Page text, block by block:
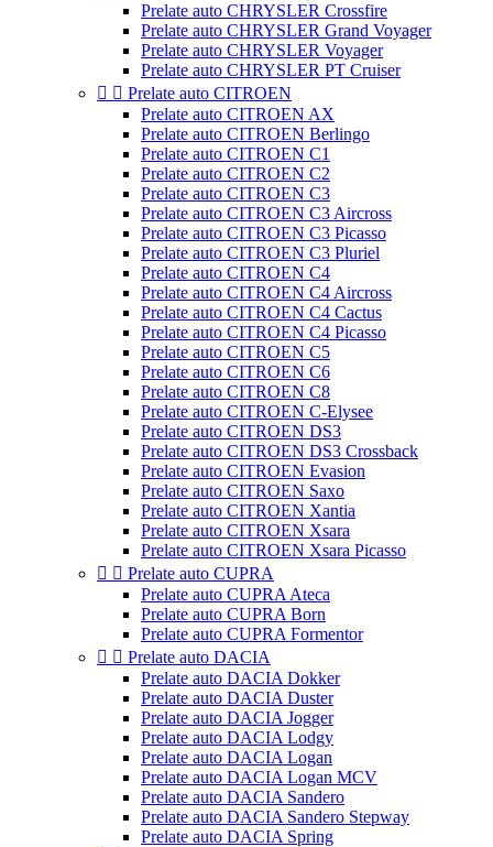
Prelate auto CHRYSLER Crossfire
Prelate auto CHRYSLER Grand Voyager
Prelate auto CHRYSLER Voyager
Prelate auto CHRYSLER PT Cruiser
  Prelate auto CITROEN
Prelate auto CITROEN AX
Prelate auto CITROEN Berlingo
Prelate auto CITROEN C1
Prelate auto CITROEN C2
Prelate auto CITROEN C3
Prelate auto CITROEN C3 Aircross
Prelate auto CITROEN C3 Picasso
Prelate auto CITROEN C3 Pluriel
Prelate auto CITROEN C4
Prelate auto CITROEN C4 Aircross
Prelate auto CITROEN C4 Cactus
Prelate auto CITROEN C4 Picasso
Prelate auto CITROEN C5
Prelate auto CITROEN C6
Prelate auto CITROEN C8
Prelate auto CITROEN C-Elysee
Prelate auto CITROEN DS3
Prelate auto CITROEN DS3 Crossback
Prelate auto CITROEN Evasion
Prelate auto CITROEN Saxo
Prelate auto CITROEN Xantia
Prelate auto CITROEN Xsara
Prelate auto CITROEN Xsara Picasso
  Prelate auto CUPRA
Prelate auto CUPRA Ateca
Prelate auto CUPRA Born
Prelate auto CUPRA Formentor
  Prelate auto DACIA
Prelate auto DACIA Dokker
Prelate auto DACIA Duster
Prelate auto DACIA Jogger
Prelate auto DACIA Lodgy
Prelate auto DACIA Logan
Prelate auto DACIA Logan MCV
Prelate auto DACIA Sandero
Prelate auto DACIA Sandero Stepway
Prelate auto DACIA Spring